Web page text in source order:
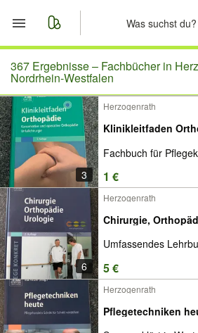
Start
Merkliste
Nachrichten
Anzeige aufgeben
367 Ergebnisse – Fachbücher in
Nordrhein-Westfalen
3
Herzogenrath
Klinikleitfaden
Fachbuch für
1 €
6
Herzogenrath
Chirurgie,
Umfassendes
5 €
Herzogenrath
Pflegetechniken